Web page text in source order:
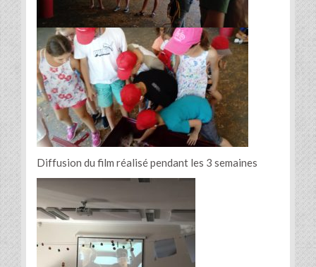
Diffusion du film réalisé pendant les 3 semaines